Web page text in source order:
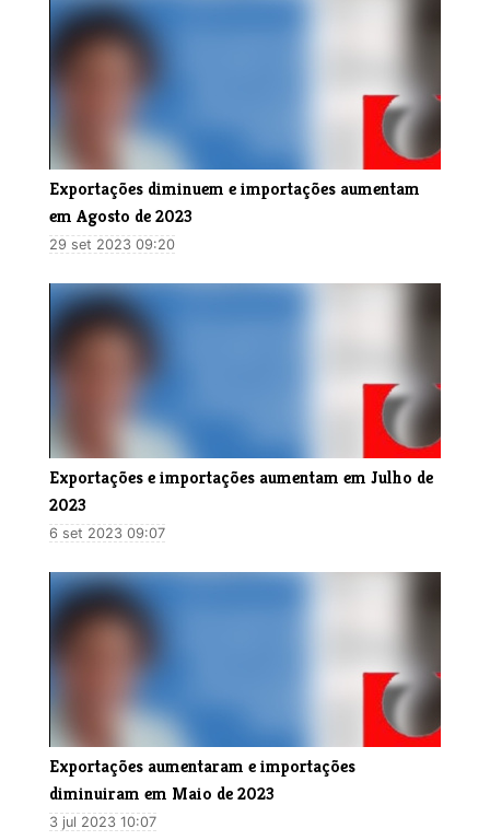
Exportações diminuem e importações aumentam
em Agosto de 2023
29 set 2023 09:20
Exportações e importações aumentam em Julho de
2023
6 set 2023 09:07
Exportações aumentaram e importações
diminuiram em Maio de 2023
3 jul 2023 10:07